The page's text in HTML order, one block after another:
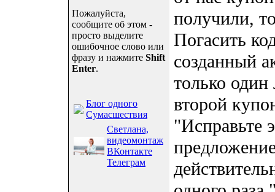
Пожалуйста,
сообщите об этом -
просто выделите
ошибочное слово или
фразу и нажмите Shift
Enter.
Блог одного
Сумасшествия
Светлана,
видеомонтаж
ВКонтакте
Телеграм
получили,
Погасить
созданный
только
второй
"Исправьте